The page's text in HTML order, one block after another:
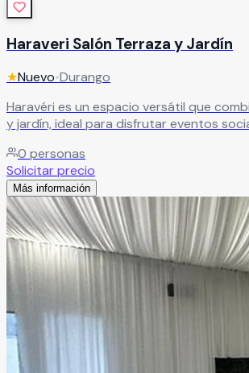
Haraveri Salón Terraza y Jardín
★Nuevo•Durango
Haravéri es un espacio versátil que
y jardín, ideal para disfrutar eventos
pensado para crear celebraciones
cada área se adapta perfectamente a tu
experiencia que deseas vivir.
0 personas
Solicitar precio
Más información